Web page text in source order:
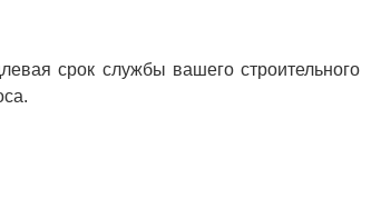
срок службы вашего строительного